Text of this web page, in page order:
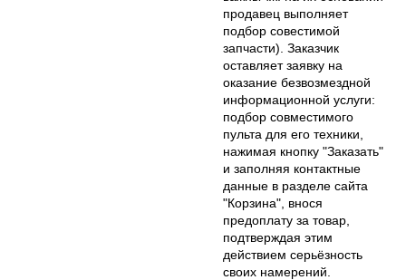
продавец выполняет
подбор совестимой
запчасти). Заказчик
оставляет заявку на
оказание безвозмездной
информационной услуги:
подбор совместимого
пульта для его техники,
нажимая кнопку "Заказать"
и заполняя контактные
данные в разделе сайта
"Корзина", внося
предоплату за товар,
подтверждая этим
действием серьёзность
своих намерений.